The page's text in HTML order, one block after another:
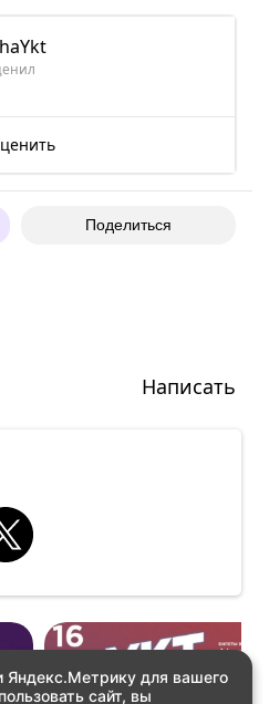
для вашего
сайт, вы
Поделиться
Написать
ВСТРЕЧИ